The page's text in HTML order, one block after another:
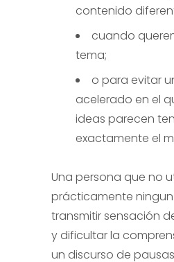
contenido
cuando
tema;
o para evitar
acelerado en el
ideas parecen
exactamente el
Una persona que no
prácticamente
transmitir sensación
y dificultar la
un discurso de